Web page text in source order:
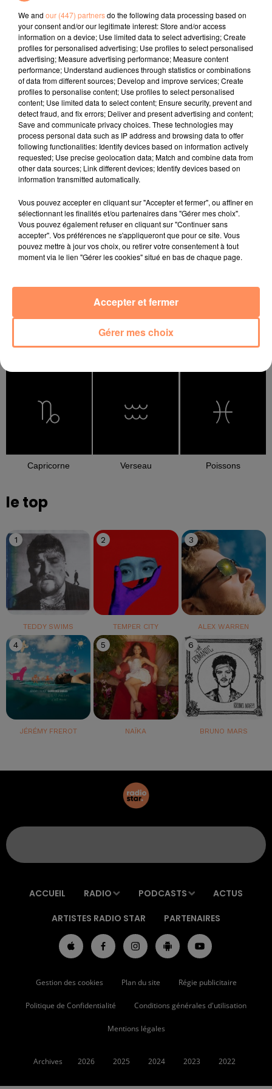
l'horoscope
Bélier Taureau Gémeaux
Cancer Lion Vierge
Capricorne Verseau Poissons
le top
1
TEDDY SWIMS
2
TEMPER CITY
3
ALEX WARREN
4
JÉRÉMY FREROT
5
NAÏKA
6
BRUNO MARS
ACCUEIL RADIO PODCASTS ACTUS
ARTISTES RADIO STAR PARTENAIRES
Gestion des cookies Plan du site Régie publicitaire
Politique de Confidentialité Conditions générales d'utilisation
Mentions légales
Archives 2026 2025 2024 2023 2022
We and our (447) partnersdo the following data processing based on
your consent and/or our legitimate interest: Store and/or access
information on a device; Use limited data to select advertising; Create
profiles for personalised advertising; Use profiles to select personalised
advertising; Measure advertising performance; Measure content
performance; Understand audiences through statistics or combinations
of data from different sources; Develop and improve services; Create
profiles to personalise content; Use profiles to select personalised
content; Use limited data to select content; Ensure security, prevent and
detect fraud, and fix errors; Deliver and present advertising and content;
Save and communicate privacy choices. These technologies may
process personal data such as IP address and browsing data to offer
following functionalities: Identify devices based on information actively
requested; Use precise geolocation data; Match and combine data from
other data sources; Link different devices; Identify devices based on
information transmitted automatically.
Vous pouvez accepter en cliquant sur "Accepter et fermer", ou affiner en
sélectionnant les finalités et/ou partenaires dans "Gérer mes choix".
Vous pouvez également refuser en cliquant sur "Continuer sans
accepter". Vos préférences ne s'appliqueront que pour ce site. Vous
pouvez mettre à jour vos choix, ou retirer votre consentement à tout
moment via le lien "Gérer les cookies" situé en bas de chaque page.
Gérer mes choix
Accepter et fermer